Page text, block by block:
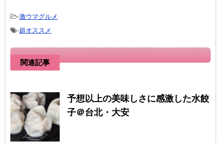
-激ウマグルメ
-超オススメ
関連記事
予想以上の美味しさに感激した水餃
子＠台北・大安